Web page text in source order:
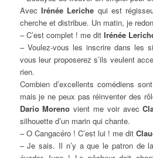
Avec Irénée Leriche qui est
cherche et distribue. Un matin, je
– C’est complet ! me dit Irénée
– Voulez-vous les inscrire dans les
vous leur proposerez s’ils veulent
rien.
Combien d’excellents comédiens
mais je ne peux pas réinventer des
Dario Moreno vient me voir avec
silhouette d’un marin qui chante.
– O Cangacéro ! C’est lui ! me dit
– Je sais. Il n’y a que le patron de